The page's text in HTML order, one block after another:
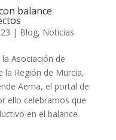
balance
| Blog, Noticias
Asociación de
la Región de Murcia,
Aema, el portal de
ello celebramos que
en el balance